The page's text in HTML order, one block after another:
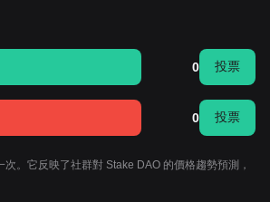
0 投票
0 投票
。它反映了社群對 Stake DAO 的價格趨勢預測，